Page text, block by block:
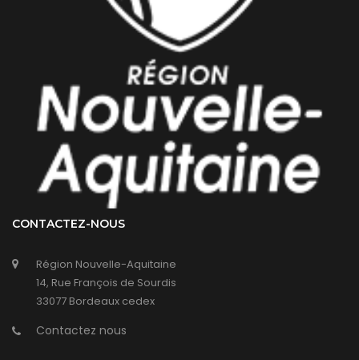
CONTACTEZ-NOUS
Région Nouvelle-Aquitaine
14, Rue François de Sourdis
33077 Bordeaux cedex
Contactez nous